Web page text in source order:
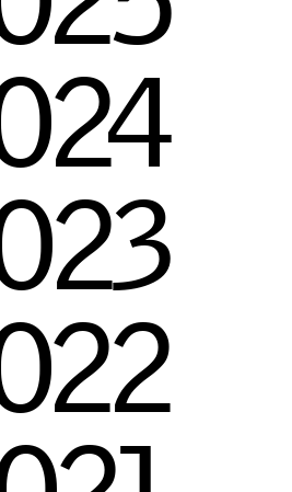
藝 術駐留
出 版
工作 坊
24
23
22